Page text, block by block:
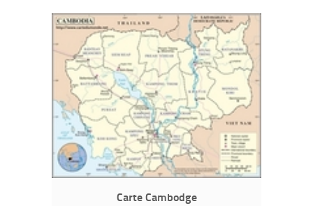
Carte Cambodge